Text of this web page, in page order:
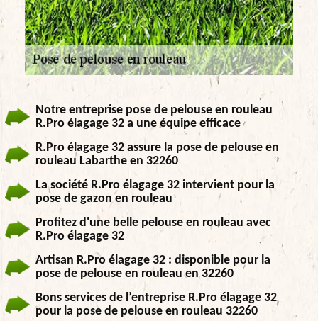
Notre entreprise pose de pelouse en rouleau
R.Pro élagage 32 a une équipe efficace
R.Pro élagage 32 assure la pose de pelouse en
rouleau Labarthe en 32260
La société R.Pro élagage 32 intervient pour la
pose de gazon en rouleau
Profitez d'une belle pelouse en rouleau avec
R.Pro élagage 32
Artisan R.Pro élagage 32 : disponible pour la
pose de pelouse en rouleau en 32260
Bons services de l’entreprise R.Pro élagage 32
pour la pose de pelouse en rouleau 32260